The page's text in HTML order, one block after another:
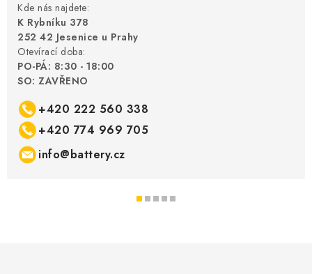
Kde nás najdete:
K Rybníku 378
252 42 Jesenice u Prahy
Otevírací doba:
PO-PÁ: 8:30 - 18:00
SO: ZAVŘENO
+420 222 560 338
+420 774 969 705
info@battery.cz